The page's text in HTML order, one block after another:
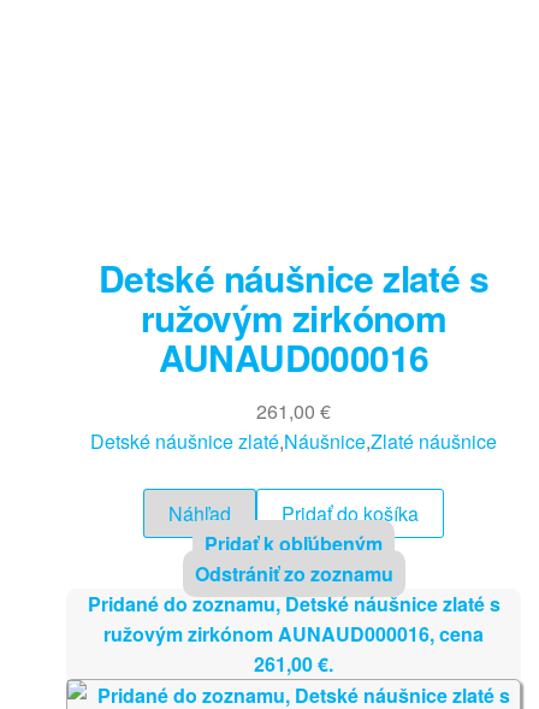
Detské náušnice zlaté s
ružovým zirkónom
AUNAUD000016
261,00 €
Detské náušnice zlaté,Náušnice,Zlaté náušnice
Náhľad
Pridať do košíka
Pridať k obľúbeným
Odstrániť zo zoznamu
Pridané do zoznamu, Detské náušnice zlaté s
ružovým zirkónom AUNAUD000016, cena
261,00€.